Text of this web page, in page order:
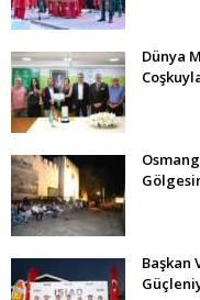
Dünya
Başkan